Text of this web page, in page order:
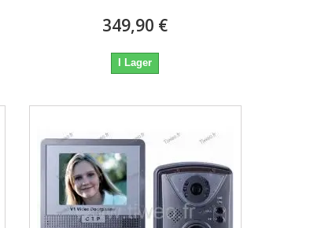
349,90 €
I Lager